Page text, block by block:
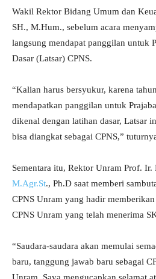
Wakil Rektor Bidang Umum dan
SH., M.Hum., sebelum acara
langsung mendapat panggilan untuk
Dasar (Latsar) CPNS.
“Kalian harus bersyukur, karena
mendapatkan panggilan untuk
dikenal dengan latihan dasar, Latsar
bisa diangkat sebagai CPNS,”
Sementara itu, Rektor Unram Prof.
M.Agr.St., Ph.D saat memberi
CPNS Unram yang hadir
CPNS Unram yang telah menerima
“Saudara-saudara akan memulai
baru, tanggung jawab baru sebagai